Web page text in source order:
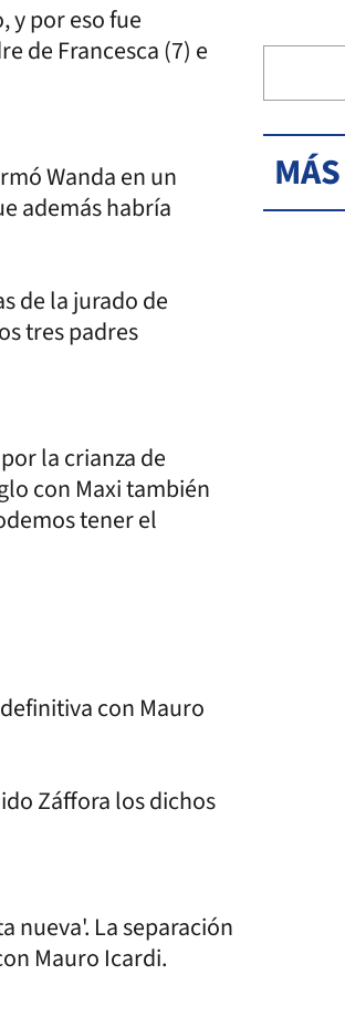
y por eso fue
de Francesca (7) e
Wanda en un
además habría
de la jurado de
tres padres
la crianza de
con Maxi también
tener el
con Mauro
Záffora los dichos
nueva'. La separación
Mauro Icardi.